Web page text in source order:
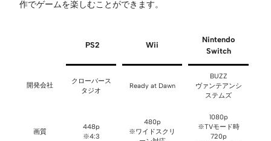
作でゲームを楽しむことができます。
PS2 Wii
Nintendo
Switch
開発会社
クローバース
タジオ
Ready at Dawn
BUZZ
ヴァンテアンシ
ステムズ
画質
448p
※4:3
480p
※ワイドスクリ
1080p
※TVモード時
720p